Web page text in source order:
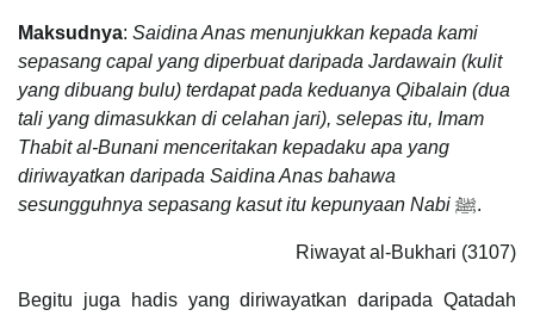
Maksudnya: Saidina Anas menunjukkan kepada kami
sepasang capal yang diperbuat daripada Jardawain (kulit
yang dibuang bulu) terdapat pada keduanya Qibalain (dua
tali yang dimasukkan di celahan jari), selepas itu, Imam
Thabit al-Bunani menceritakan kepadaku apa yang
diriwayatkan daripada Saidina Anas bahawa
sesungguhnya sepasang kasut itu kepunyaan Nabi
ﷺ.
Riwayat al-Bukhari (3107)
Begitu juga hadis yang diriwayatkan daripada Qatadah